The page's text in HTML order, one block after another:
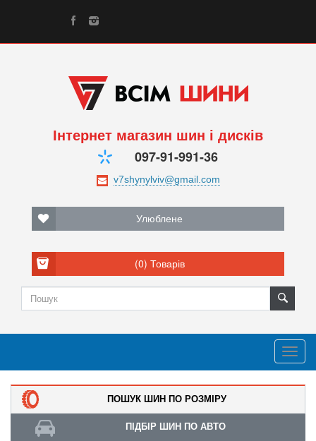
Інтернет магазин шин і дисків
097-91-991-36
Улюблене
(0) Товарів
ПОШУК ШИН ПО РОЗМІРУ
ПІДБІР ШИН ПО АВТО